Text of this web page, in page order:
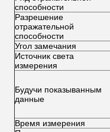
способности
Разрешение
отражательной
способности
Угол замечания
Источник света
измерения
Будучи показыванным
данные
Время измерения